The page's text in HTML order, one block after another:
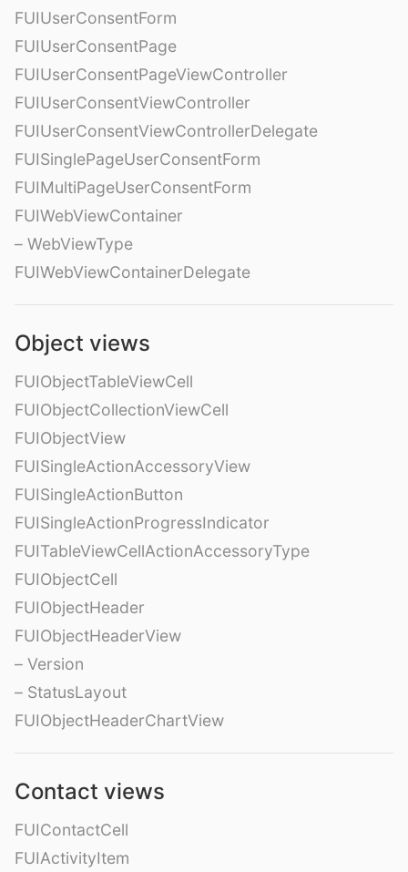
FUIUserConsentForm
FUIUserConsentPage
FUIUserConsentPageViewController
FUIUserConsentViewController
FUIUserConsentViewControllerDelegate
FUISinglePageUserConsentForm
FUIMultiPageUserConsentForm
FUIWebViewContainer
– WebViewType
FUIWebViewContainerDelegate
Object views
FUIObjectTableViewCell
FUIObjectCollectionViewCell
FUIObjectView
FUISingleActionAccessoryView
FUISingleActionButton
FUISingleActionProgressIndicator
FUITableViewCellActionAccessoryType
FUIObjectCell
FUIObjectHeader
FUIObjectHeaderView
– Version
– StatusLayout
FUIObjectHeaderChartView
Contact views
FUIContactCell
FUIActivityItem